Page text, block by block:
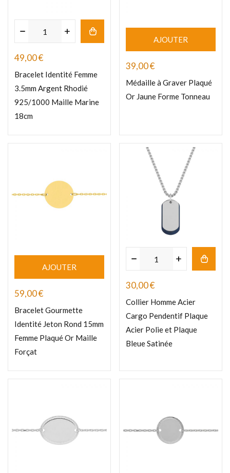
49,00€
Bracelet Identité Femme
3.5mm Argent Rhodié
925/1000 Maille Marine
18cm
AJOUTER
39,00€
Médaille à Graver Plaqué
Or Jaune Forme Tonneau
AJOUTER
59,00€
Bracelet Gourmette
Identité Jeton Rond 15mm
Femme Plaqué Or Maille
Forçat
30,00€
Collier Homme Acier
Cargo Pendentif Plaque
Acier Polie et Plaque
Bleue Satinée